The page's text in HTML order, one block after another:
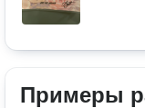
Примеры